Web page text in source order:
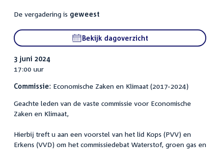
De vergadering is geweest
Bekijk dagoverzicht
3 juni 2024
17:00 uur
Commissie: Economische Zaken en Klimaat (2017-2024)
Geachte leden van de vaste commissie voor Economische
Zaken en Klimaat,
Hierbij treft u aan een voorstel van het lid Kops (PVV) en
Erkens (VVD) om het commissiedebat Waterstof, groen gas en